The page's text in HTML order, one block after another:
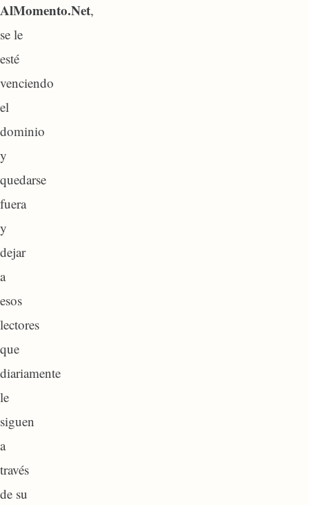
AlMomento.Net,
se le
esté
venciendo
el
dominio
y
quedarse
fuera
y
dejar
a
esos
lectores
que
diariamente
le
siguen
a
través
de su